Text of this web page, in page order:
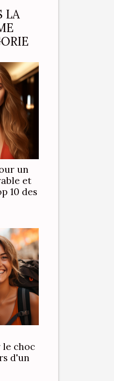
LA
un
et
10 des
choc
d'un